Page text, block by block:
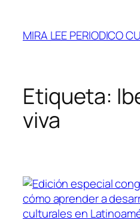
contenido
MIRA LEE PERIODICO
Etiqueta:
viva